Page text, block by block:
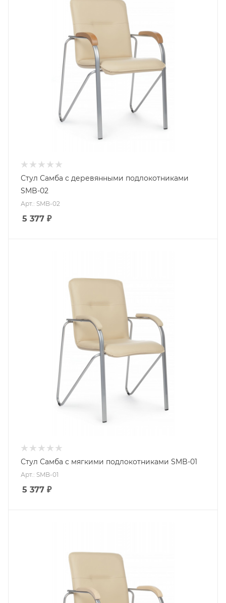
Стул Самба с деревянными подлокотниками
SMB-02
Арт.: SMB-02
5 377 ₽
Стул Самба с мягкими подлокотниками SMB-01
Арт.: SMB-01
5 377 ₽